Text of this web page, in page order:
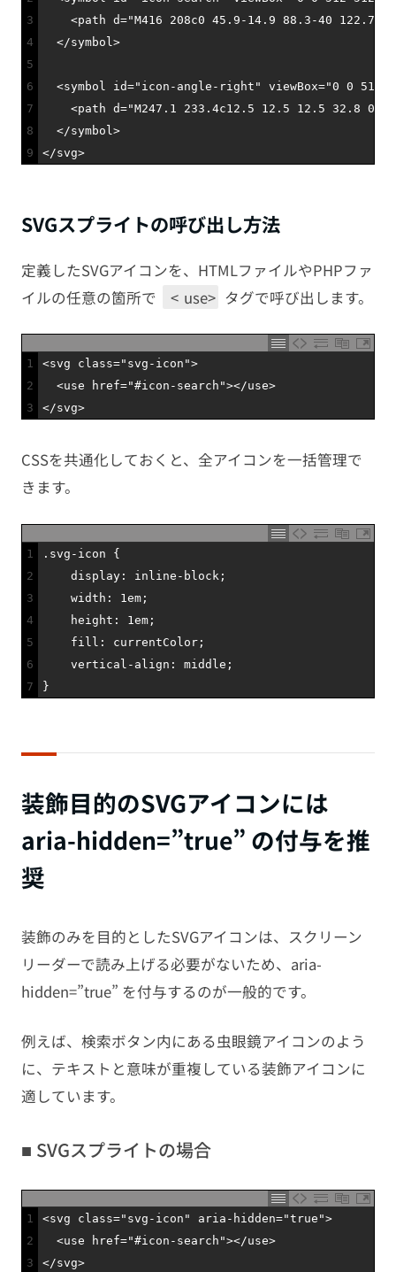
3
4
5
6
7
8
9
<path d="M416 208c0 45.9-14.9 88.3-40
</symbol >
<symbol id="icon-angle-right" viewBox="0 0 512
<path d="M247.1 233.4c12.5 12.5 12.5 32.8 0
</symbol >
</svg>
SVGスプライトの呼び出し方法
定義したSVGアイコンを、HTMLファイルやPHPファ
イルの任意の箇所で
< use> タグで呼び出します。
1
2
3
<svg class="svg-icon">
<use href="#icon-search"></use>
</svg>
CSSを共通化しておくと、全アイコンを一括管理で
きます。
1
2
3
4
5
6
7
. svg - icon
{
display : inline - block ;
width : 1em ;
height : 1em ;
fill : currentColor ;
vertical - align : middle ;
}
装飾目的のSVGアイコンには
aria-hidden=”true” の付与を推
奨
装飾のみを目的としたSVGアイコンは、スクリーン
リーダーで読み上げる必要がないため、aria-
hidden=”true” を付与するのが一般的です。
例えば、検索ボタン内にある虫眼鏡アイコンのよう
に、テキストと意味が重複している装飾アイコンに
適しています。
■ SVGスプライトの場合
1
2
3
<svg class="svg-icon" aria - hidden="true">
<use href="#icon-search"></use>
</svg>